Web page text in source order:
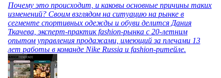
Почему это происходит, и каковы основные причины таких
изменений? Своим взглядом на ситуацию на рынке в
сегменте спортивных одежды и обуви делится Дания
Ткачева, эксперт-практик fashion-рынка с 20-летним
опытом управления продажами, имеющий за плечами 13
лет работы в команде Nike Russia и fashion-ритейле.